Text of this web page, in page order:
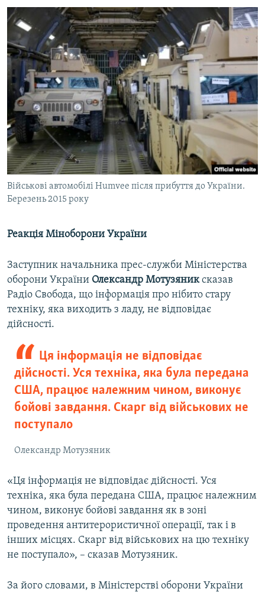
Військові автомобілі Humvee після прибуття до України.
Березень 2015 року
Реакція Міноборони України
Заступник начальника прес-служби Міністерства
оборони України Олександр Мотузяниксказав
Радіо Свобода, що інформація про нібито стару
техніку, яка виходить з ладу, не відповідає
дійсності.
Ця інформація не відповідає
дійсності. Уся техніка, яка була передана
США, працює належним чином, виконує
бойові завдання. Скарг від військових не
поступало
Олександр Мотузяник
«Ця інформація не відповідає дійсності. Уся
техніка, яка була передана США, працює належним
чином, виконує бойові завдання як в зоні
проведення антитерористичної операції, так і в
інших місцях. Скарг від військових на цю техніку
не поступало», – сказав Мотузяник.
За його словами, в Міністерстві оборони України